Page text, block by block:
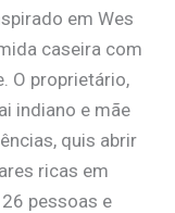
em Wes
caseira com
O proprietário,
indiano e mãe
quis abrir
ricas em
pessoas e